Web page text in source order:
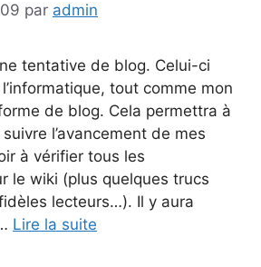
par admin
tentative de blog. Celui-ci
tout comme mon
de blog. Cela permettra à
l’avancement de mes
à vérifier tous les
le wiki (plus quelques trucs
lecteurs…). Il y aura
Lire la suite